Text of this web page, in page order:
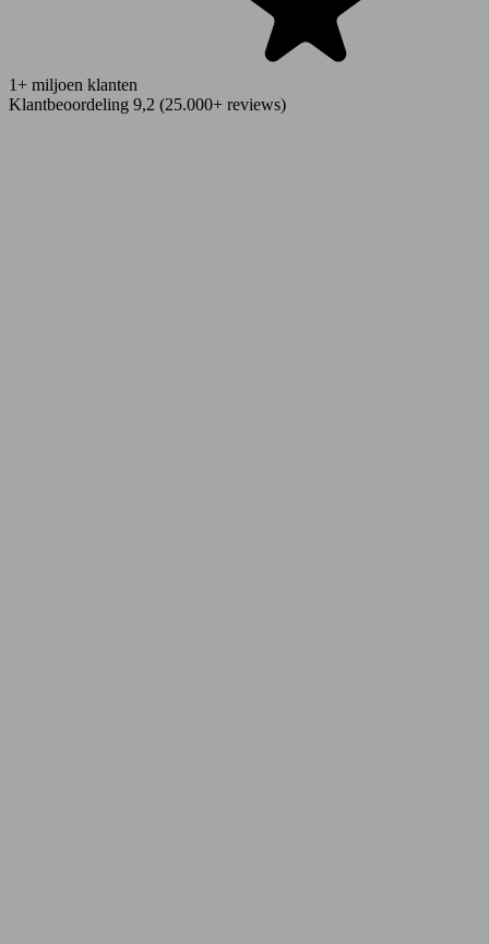
1+ miljoen klanten
Klantbeoordeling 9,2 (25.000+ reviews)